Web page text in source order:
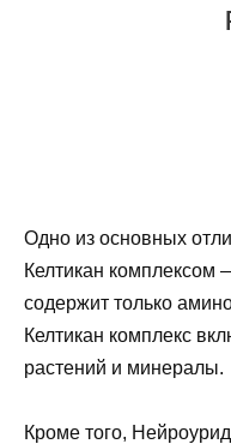
Одно из основных
Келтикан комплексом
содержит только
Келтикан комплекс
растений и минералы.
Кроме того,